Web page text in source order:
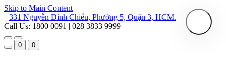
Skip to Main Content
331 Nguyễn Đình Chiểu, Phường 5, Quận 3, HCM.
Call Us: 1800 0091 | 028 3833 9999
0 0